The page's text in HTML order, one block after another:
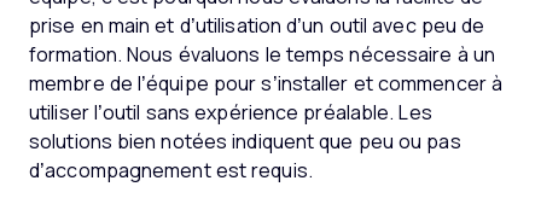
prise en main et d’utilisation d’un outil avec peu de
formation. Nous évaluons le temps nécessaire à un
membre de l’équipe pour s’installer et commencer à
utiliser l’outil sans expérience préalable. Les
solutions bien notées indiquent que peu ou pas
d’accompagnement est requis.